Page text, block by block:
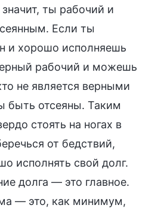
ты рабочий и
Если ты
и хорошо исполняешь
рабочий и можешь
не является верными
быть отсеяны. Таким
стоять на ногах в
от бедствий,
исполнять свой долг.
долга — это главное.
— это, как минимум,